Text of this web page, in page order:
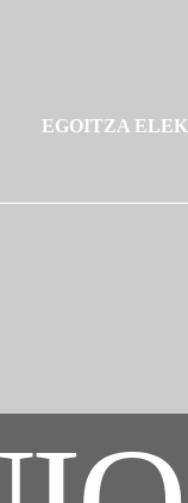
EGOITZA